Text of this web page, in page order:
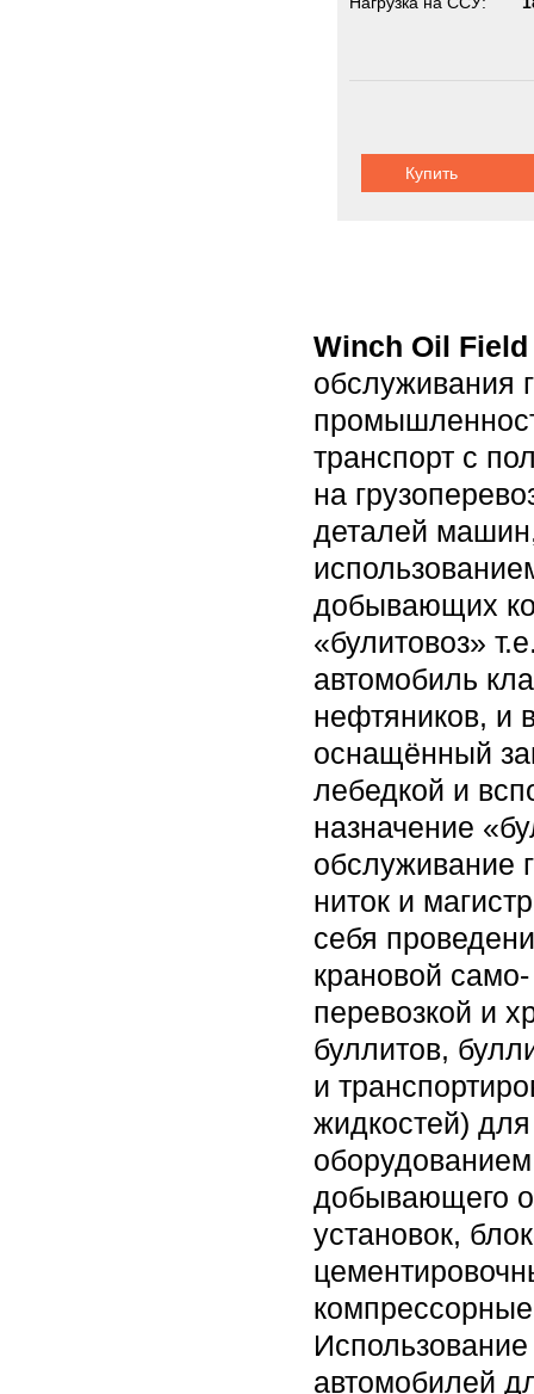
Купить
Winch Oil
обслуживания
транспорт с
на
деталей
добывающих
«булитовоз»
автомобиль
нефтяников, и
оснащённый
лебедкой и
назначение
обслуживание
ниток и
себя
крановой
перевозкой и
буллитов,
и
жидкостей)
добывающего
установок,
автомобилей